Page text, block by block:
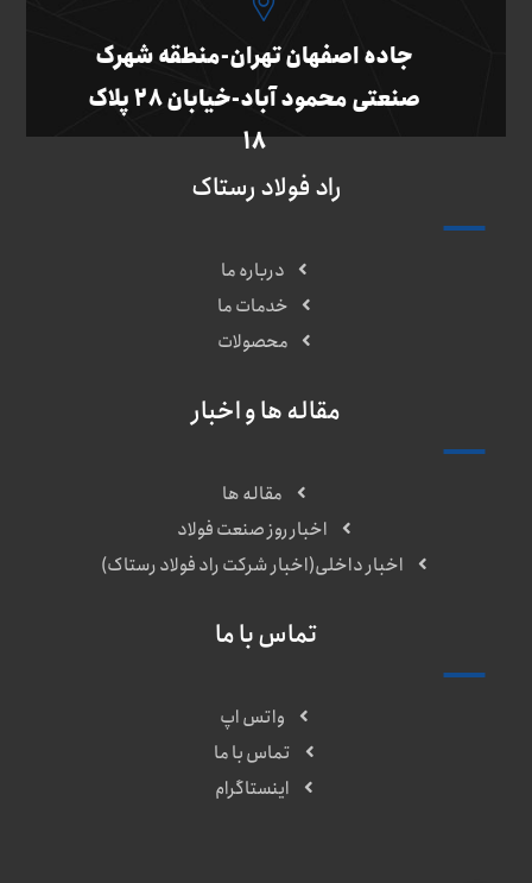
جاده اصفهان تهران-منطقه شهرک
صنعتی محمود آباد-خیابان 28 پلاک
18
راد فولاد رستاک
درباره ما
خدمات ما
محصولات
مقاله ها و اخبار
مقاله ها
اخبار روز صنعت فولاد
اخبار داخلی(اخبار شرکت راد فولاد رستاک)
تماس با ما
واتس اپ
تماس با ما
اینستاگرام